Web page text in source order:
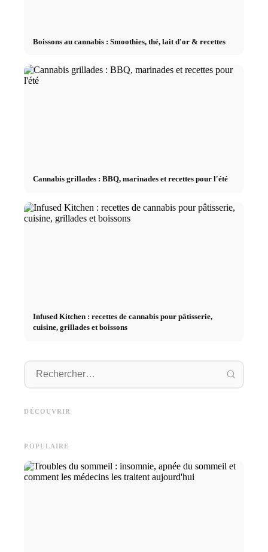
Boissons au cannabis : Smoothies, thé, lait d'or & recettes
Cannabis grillades : BBQ, marinades et recettes pour l'été
Infused Kitchen : recettes de cannabis pour pâtisserie,
cuisine, grillades et boissons
DÉCOUVRIR
sociaux : plus de ventes grâce
au marketing en ligne ciblé
POPULAIRE